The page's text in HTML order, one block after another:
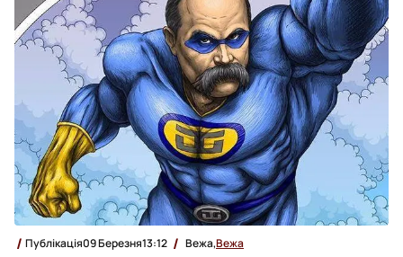
Публікація09 Березня13:12 Вежа,Вежа